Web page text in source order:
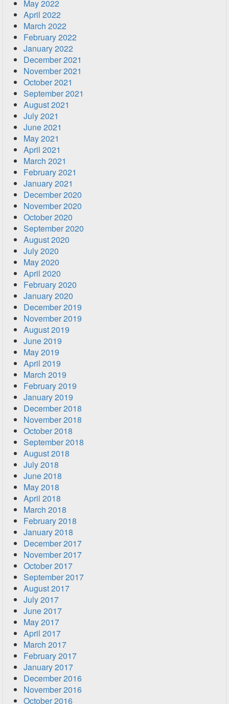
May 2022
April 2022
March 2022
February 2022
January 2022
December 2021
November 2021
October 2021
September 2021
August 2021
July 2021
June 2021
May 2021
April 2021
March 2021
February 2021
January 2021
December 2020
November 2020
October 2020
September 2020
August 2020
July 2020
May 2020
April 2020
February 2020
January 2020
December 2019
November 2019
August 2019
June 2019
May 2019
April 2019
March 2019
February 2019
January 2019
December 2018
November 2018
October 2018
September 2018
August 2018
July 2018
June 2018
May 2018
April 2018
March 2018
February 2018
January 2018
December 2017
November 2017
October 2017
September 2017
August 2017
July 2017
June 2017
May 2017
April 2017
March 2017
February 2017
January 2017
December 2016
November 2016
October 2016